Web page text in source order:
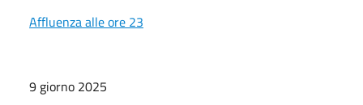
Affluenza alle ore 23
9 giorno 2025